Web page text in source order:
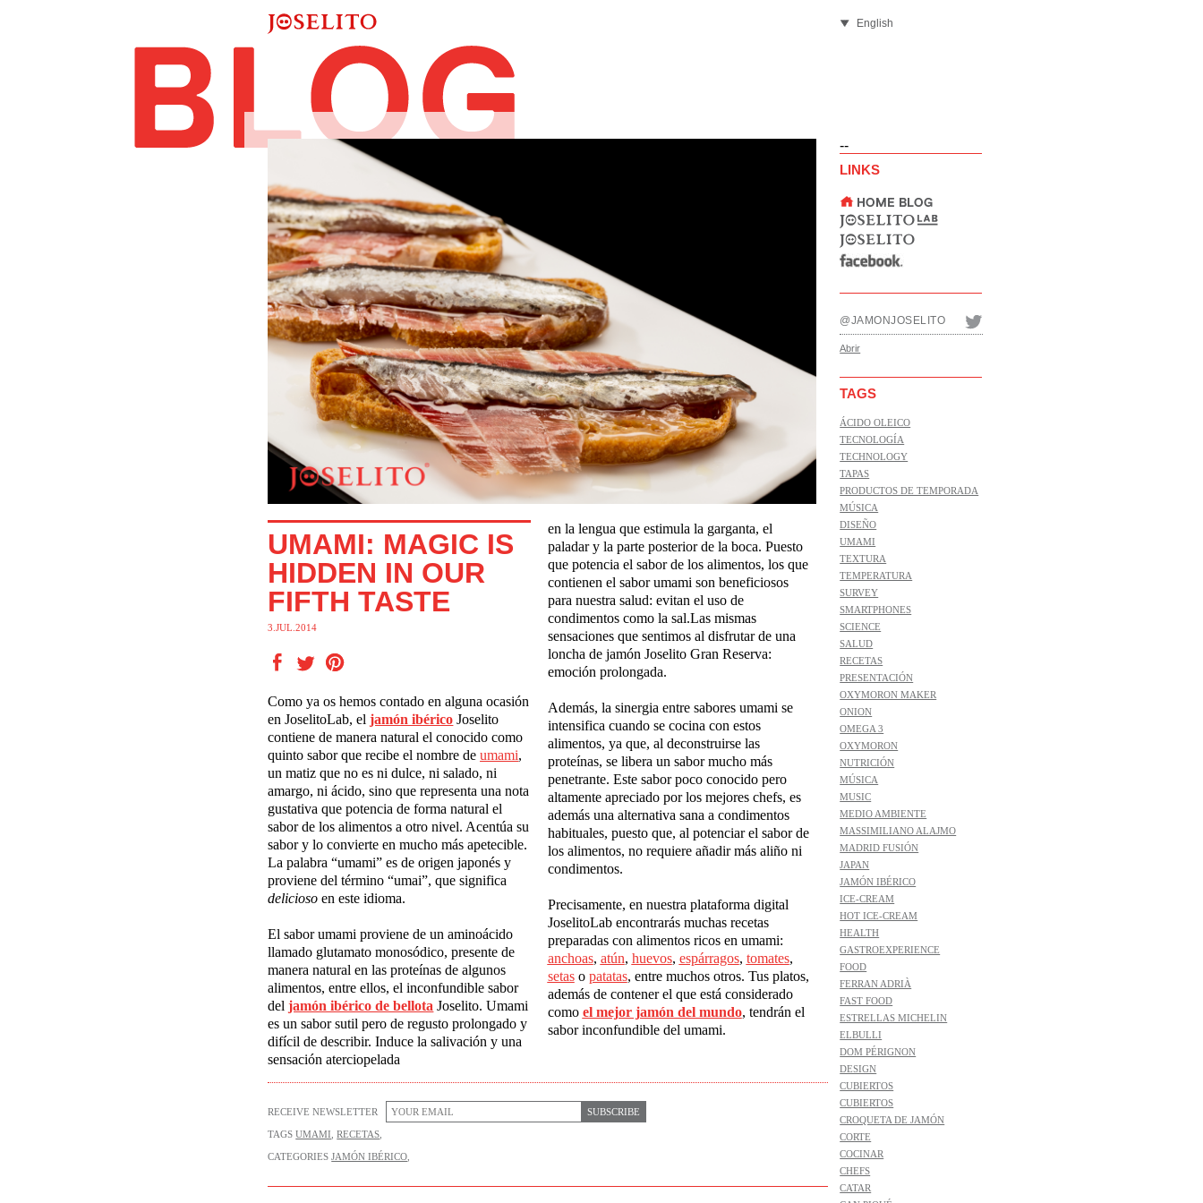
English
UMAMI: MAGIC IS
HIDDEN IN OUR
FIFTH TASTE
3.JUL.2014
Como ya os hemos contado en alguna ocasión
en JoselitoLab, eljamón ibérico Joselito
contiene de manera natural el conocido como
quinto sabor que recibe el nombre deumami,
un matiz que no es ni dulce, ni salado, ni
amargo, ni ácido, sino que representa una nota
gustativa que potencia de forma natural el
sabor de los alimentos a otro nivel. Acentúa su
sabor y lo convierte en mucho más apetecible.
La palabra “umami” es de origen japonés y
proviene del término “umai”, que significa
deliciosoen este idioma.
El sabor umami proviene de un aminoácido
llamado glutamato monosódico, presente de
manera natural en las proteínas de algunos
alimentos, entre ellos, el inconfundible sabor
deljamón ibérico de bellota Joselito. Umami
es un sabor sutil pero de regusto prolongado y
difícil de describir. Induce la salivación y una
sensación aterciopelada
en la lengua que estimula la garganta, el
paladar y la parte posterior de la boca. Puesto
que potencia el sabor de los alimentos, los que
contienen el sabor umami son beneficiosos
para nuestra salud: evitan el uso de
condimentos como la sal.Las mismas
sensaciones que sentimos al disfrutar de una
loncha de jamón Joselito Gran Reserva:
emoción prolongada.
Además, la sinergia entre sabores umami se
intensifica cuando se cocina con estos
alimentos, ya que, al deconstruirse las
proteínas, se libera un sabor mucho más
penetrante. Este sabor poco conocido pero
altamente apreciado por los mejores chefs, es
además una alternativa sana a condimentos
habituales, puesto que, al potenciar el sabor de
los alimentos, no requiere añadir más aliño ni
condimentos.
Precisamente, en nuestra plataforma digital
JoselitoLab encontrarás muchas recetas
preparadas con alimentos ricos en umami:
anchoas, atún, huevos, espárragos, tomates,
setaso patatas, entre muchos otros. Tus platos,
además de contener el que está considerado
como el mejor jamón del mundo, tendrán el
sabor inconfundible del umami.
RECEIVE NEWSLETTER SUBSCRIBE
TAGSUMAMI ,RECETAS
CATEGORIESJAMÓN IBÉRICO
--
LINKS
@JAMONJOSELITO
Abrir
TAGS
ÁCIDO OLEICO
TECNOLOGÍA
TECHNOLOGY
TAPAS
PRODUCTOS DE TEMPORADA
MÚSICA
DISEÑO
UMAMI
TEXTURA
TEMPERATURA
SURVEY
SMARTPHONES
SCIENCE
SALUD
RECETAS
PRESENTACIÓN
OXYMORON MAKER
ONION
OMEGA 3
OXYMORON
NUTRICIÓN
MÚSICA
MUSIC
MEDIO AMBIENTE
MASSIMILIANO ALAJMO
MADRID FUSIÓN
JAPAN
JAMÓN IBÉRICO
ICE-CREAM
HOT ICE-CREAM
HEALTH
GASTROEXPERIENCE
FOOD
FERRAN ADRIÀ
FAST FOOD
ESTRELLAS MICHELIN
ELBULLI
DOM PÉRIGNON
DESIGN
CUBIERTOS
CUBIERTOS
CROQUETA DE JAMÓN
CORTE
COCINAR
CHEFS
CATAR